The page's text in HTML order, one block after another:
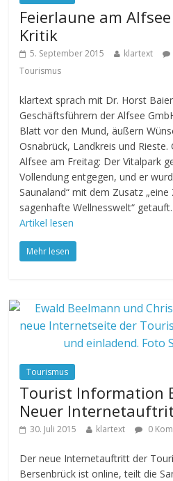
Feierlaune am
Kritik
5. September 2015 klartext
Tourismus
klartext sprach mit Dr. Horst
Geschäftsführern der Alfsee
Blatt vor den Mund, äußern
Osnabrück, Landkreis und
Alfsee am Freitag: Der Vitalpark
Vollendung entgegen, und er
Saunaland“ mit dem Zusatz
sagenhafte Wellnesswelt“ getauft.
Artikel lesen
Mehr lesen
Tourismus
Tourist Information
Neuer
30. Juli 2015 klartext 0
Der neue Internetauftritt der
Bersenbrück ist online, teilt die